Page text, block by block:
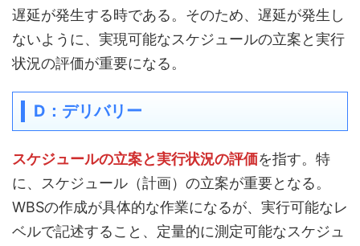
遅延が発生する時である。そのため、遅延が発生し
ないように、実現可能なスケジュールの立案と実行
状況の評価が重要になる。
D：デリバリー
スケジュールの立案と実行状況の評価を指す。特
に、スケジュール（計画）の立案が重要となる。
WBSの作成が具体的な作業になるが、実行可能なレ
ベルで記述すること、定量的に測定可能なスケジュ